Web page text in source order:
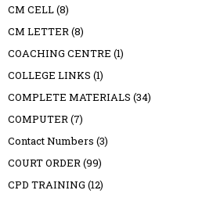
CM CELL(8)
CM LETTER(8)
COACHING CENTRE (1)
COLLEGE LINKS (1)
COMPLETE MATERIALS (34)
COMPUTER(7)
Contact Numbers (3)
COURT ORDER(99)
CPD TRAINING (12)